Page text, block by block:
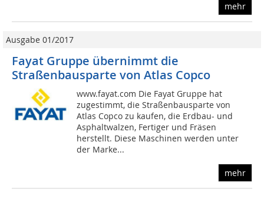
mehr
Ausgabe 01/2017
Fayat Gruppe übernimmt die
Straßenbausparte von Atlas Copco
www.fayat.com Die Fayat Gruppe hat
zugestimmt, die Straßenbausparte von
Atlas Copco zu kaufen, die Erdbau- und
Asphaltwalzen, Fertiger und Fräsen
herstellt. Diese Maschinen werden unter
der Marke...
mehr